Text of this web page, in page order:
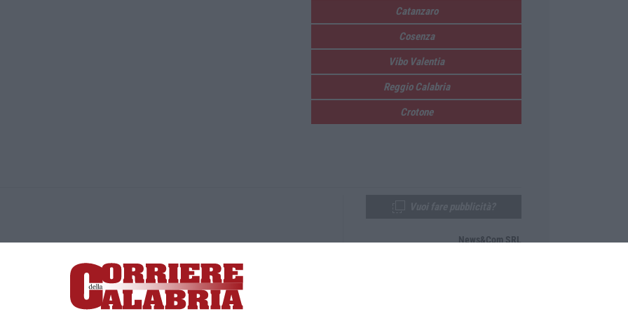
Catanzaro
Cosenza
Vibo Valentia
Reggio Calabria
Crotone
Lamezia Terme (CZ)
responsabile Paola Militano |Privacy
News&Com SRL